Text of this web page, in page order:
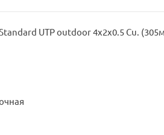
UTP outdoor 4x2x0.5 Cu.